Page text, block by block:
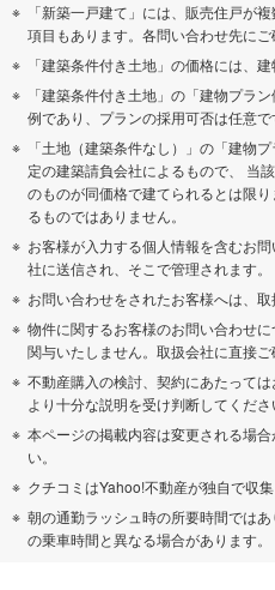
「新築一戸建て」には、販売住戸が
項目もあります。各問い合わせ先にご
「建築条件付き土地」の価格には、
「建築条件付き土地」の「建物プラ
例であり、プランの採用可否は任意で
「土地（建築条件なし）」の「建物
定の建築請負会社によるもので、 当
のものが同価格で建てられるとは限
るものではありません。
お客様が入力する個人情報を含むお
社に送信され、そこで管理されます。
お問い合わせをされたお客様へは、取
物件に関するお客様のお問い合わせ
関与いたしません。取扱会社に直接ご
不動産購入の検討、契約にあたって
より十分な説明を受け判断してくださ
本ページの掲載内容は変更される場
い。
クチコミはYahoo!不動産が独自で収
朝の通勤ラッシュ時の所要時間では
の乗車時間と異なる場合があります。